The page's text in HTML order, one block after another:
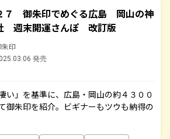
７ 御朱印でめぐる広島 岡山の神
週末開運さんぽ 改訂版
印
発売
い」を基準に、広島・岡山の約４３００
御朱印を紹介。ビギナーもツウも納得の